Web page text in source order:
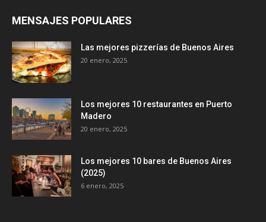
MENSAJES POPULARES
Las mejores pizzerías de Buenos Aires
20 enero, 2025
Los mejores 10 restaurantes en Puerto
Madero
20 enero, 2025
Los mejores 10 bares de Buenos Aires
(2025)
6 enero, 2025